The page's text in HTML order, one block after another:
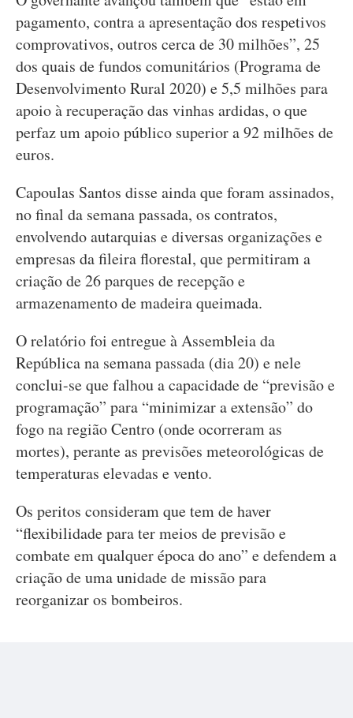
pagamento, contra a apresentação dos respetivos
comprovativos, outros cerca de 30 milhões”, 25
dos quais de fundos comunitários (Programa de
Desenvolvimento Rural 2020) e 5,5 milhões para
apoio à recuperação das vinhas ardidas, o que
perfaz um apoio público superior a 92 milhões de
euros.
Capoulas Santos disse ainda que foram assinados,
no final da semana passada, os contratos,
envolvendo autarquias e diversas organizações e
empresas da fileira florestal, que permitiram a
criação de 26 parques de recepção e
armazenamento de madeira queimada.
O relatório foi entregue à Assembleia da
República na semana passada (dia 20) e nele
conclui-se que falhou a capacidade de “previsão e
programação” para “minimizar a extensão” do
fogo na região Centro (onde ocorreram as
mortes), perante as previsões meteorológicas de
temperaturas elevadas e vento.
Os peritos consideram que tem de haver
“flexibilidade para ter meios de previsão e
combate em qualquer época do ano” e defendem a
criação de uma unidade de missão para
reorganizar os bombeiros.